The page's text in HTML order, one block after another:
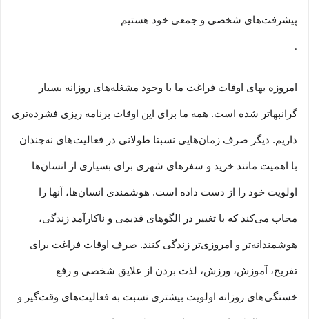
پیشرفت‏‏‌های شخصی و جمعی خود هستیم
.
امروزه بهای اوقات فراغت ما با وجود مشغله‏‌های روزانه بسیار
گرانبها‌تر شده است. همه ما برای این اوقات برنامه ریزی فشرده‏‌تری
داریم. دیگر صرف زمان‌هایی نسبتا طولانی در فعالیت‏‌های نه‌چندان
با اهمیت مانند خرید و سفرهای شهری برای بسیاری از انسان‌ها
اولویت خود را از دست داده است. هوشمندی انسان‌ها، آنها را
مجاب می‏‌کند که با تغییر در الگوهای قدیمی و نا‏کارآمد زندگی،
هوشمندانه‏‌تر و امروزی‏‌تر زندگی کنند. صرف اوقات فراغت برای
تفریح، آموزش، ورزش، لذت بردن از علایق شخصی و رفع
خستگی‏‏‌های روزانه اولویت بیشتری نسبت به فعالیت‌‏‏‏های وقت‌گیر و